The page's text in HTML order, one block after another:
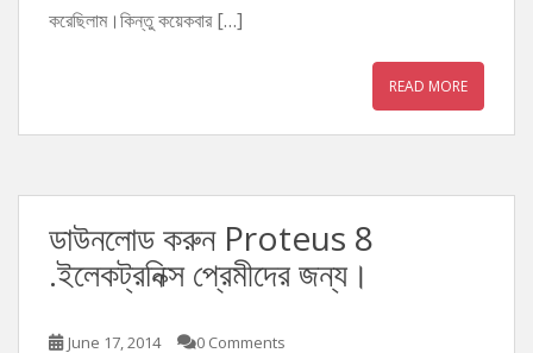
করেছিলাম।কিন্তু কয়েকবার […]
READ MORE
ডাউনলোড করুন Proteus 8
.ইলেকট্রনিক্স প্রেমীদের জন্য।
June 17, 2014 0 Comments